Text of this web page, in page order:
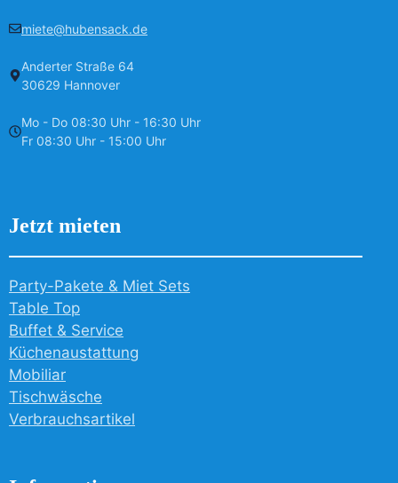
miete@hubensack.de
Anderter Straße 64
30629 Hannover
Mo - Do 08:30 Uhr - 16:30 Uhr
Fr 08:30 Uhr - 15:00 Uhr
Jetzt mieten
Party-Pakete & Miet Sets
Table Top
Buffet & Service
Küchenaustattung
Mobiliar
Tischwäsche
Verbrauchsartikel